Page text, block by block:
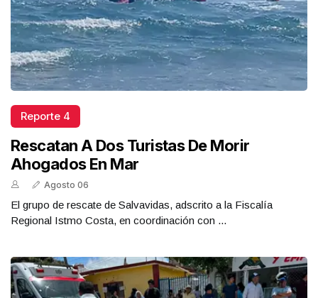
Reporte 4
Rescatan A Dos Turistas De Morir
Ahogados En Mar
Agosto 06
El grupo de rescate de Salvavidas, adscrito a la Fiscalía
Regional Istmo Costa, en coordinación con ...